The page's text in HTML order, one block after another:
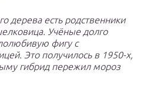
дерева есть родственники
Учёные долго
фигу с
Это получилось в 1950-х,
гибрид пережил мороз